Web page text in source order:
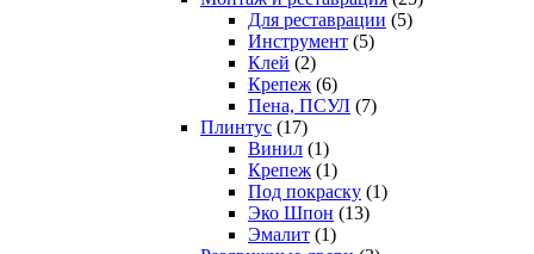
Для реставрации (5)
Инструмент (5)
Клей (2)
Крепеж (6)
Пена, ПСУЛ (7)
Плинтус (17)
Винил (1)
Крепеж (1)
Под покраску (1)
Эко Шпон (13)
Эмалит (1)